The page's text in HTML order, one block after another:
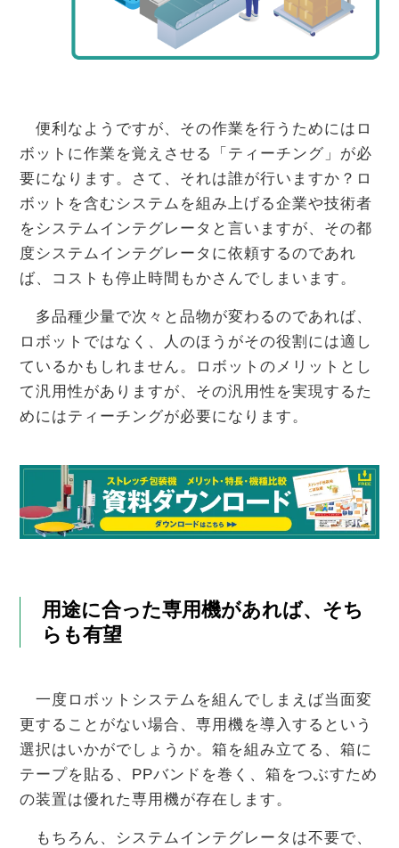
便利なようですが、その作業を行うためにはロ
ボットに作業を覚えさせる「ティーチング」が必
要になります。さて、それは誰が行いますか？ロ
ボットを含むシステムを組み上げる企業や技術者
をシステムインテグレータと言いますが、その都
度システムインテグレータに依頼するのであれ
ば、コストも停止時間もかさんでしまいます。
多品種少量で次々と品物が変わるのであれば、
ロボットではなく、人のほうがその役割には適し
ているかもしれません。ロボットのメリットとし
て汎用性がありますが、その汎用性を実現するた
めにはティーチングが必要になります。
用途に合った専用機があれば、そち
らも有望
一度ロボットシステムを組んでしまえば当面変
更することがない場合、専用機を導入するという
選択はいかがでしょうか。箱を組み立てる、箱に
テープを貼る、PPバンドを巻く、箱をつぶすため
の装置は優れた専用機が存在します。
もちろん、システムインテグレータは不要で、